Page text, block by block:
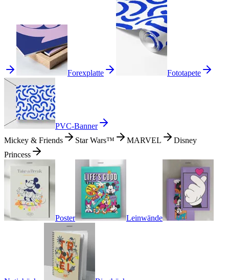
Forexplatte Fototapete
PVC-Banner
Mickey & Friends
Star Wars™ MARVEL
Disney
Princess
Poster Leinwände